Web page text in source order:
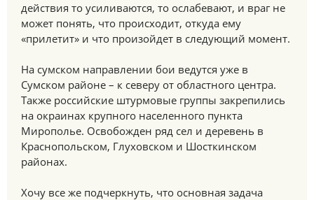
действия то усиливаются, то ослабевают, и враг не
может понять, что происходит, откуда ему
«прилетит» и что произойдет в следующий момент.
На сумском направлении бои ведутся уже в
Сумском районе – к северу от областного центра.
Также российские штурмовые группы закрепились
на окраинах крупного населенного пункта
Мирополье. Освобожден ряд сел и деревень в
Краснопольском, Глуховском и Шосткинском
районах.
Хочу все же подчеркнуть, что основная задача